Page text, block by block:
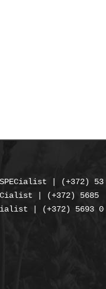
| (+372)
| (+372) 5685
| (+372) 5693